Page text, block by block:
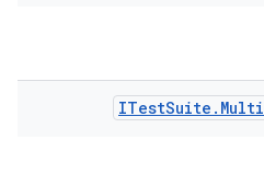
ITestSuite . Multi